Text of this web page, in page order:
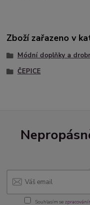
Zboží zařazeno v
Módní doplňky a
ČEPICE
Souhlasím se